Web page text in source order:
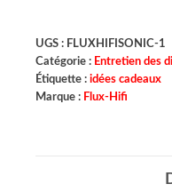
UGS : FLUXHIFISONIC-1
Catégorie : Entretien des
Étiquette : idées cadeaux
Marque : Flux-Hifi